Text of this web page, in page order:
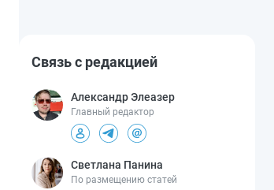
Связь с редакцией
Александр Элеазер
Главный редактор
Светлана Панина
По размещению статей